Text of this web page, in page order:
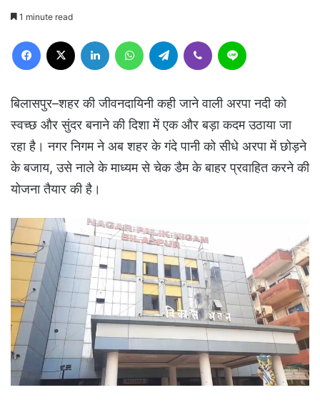
1 minute read
Facebook LinkedIn WhatsAppTelegram Viber
बिलासपुर–शहर की जीवनदायिनी कही जाने वाली अरपा नदी को
स्वच्छ और सुंदर बनाने की दिशा में एक और बड़ा कदम उठाया जा
रहा है। नगर निगम ने अब शहर के गंदे पानी को सीधे अरपा में छोड़ने
के बजाय, उसे नाले के माध्यम से चेक डैम के बाहर प्रवाहित करने की
योजना तैयार की है।